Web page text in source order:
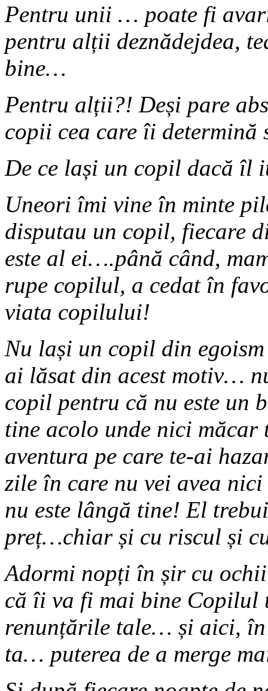
Pentru unii … poate fi
pentru alții deznădejdea,
bine…
Pentru alții?! Deși pare
copii cea care îi determină
De ce lași un copil dacă îl
Uneori îmi vine în minte
disputau un copil, fiecare
este al ei….până când,
rupe copilul, a cedat în
viata copilului!
Nu lași un copil din
ai lăsat din acest motiv…
copil pentru că nu este un
tine acolo unde nici
aventura pe care te-ai
zile în care nu vei avea
nu este lângă tine! El
preț…chiar și cu riscul și
Adormi nopți în șir cu
că îi va fi mai bine Copilul
renunțările tale… și aici, în
ta… puterea de a merge